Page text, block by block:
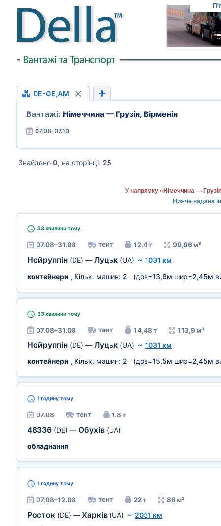
DE-GE,AM
Вантажі: Німеччина — Грузія, Вірменія
07.08–07.10
Знайдено 0, на сторінці: 25
У напрямку «Німеччина —
Нижче надана
33 хвилини тому
07.08–31.08 тент 12,4 т 99,96 м³
Нойруппін (DE) — Луцьк (UA) ~ 1031 км
контейнери , Кільк. машин: 2 (дов=13,6м шир=2,45м
33 хвилини тому
07.08–31.08 тент 14,48 т 113,9 м³
Нойруппін (DE) — Луцьк (UA) ~ 1031 км
контейнери , Кільк. машин: 2 (дов=15,5м шир=2,45м
1 годину тому
07.08 тент 1.8 т
48336 (DE) — Обухів (UA)
обладнання
1 годину тому
07.08–12.08 тент 22 т 86 м³
Росток (DE) — Харків (UA) ~ 2051 км